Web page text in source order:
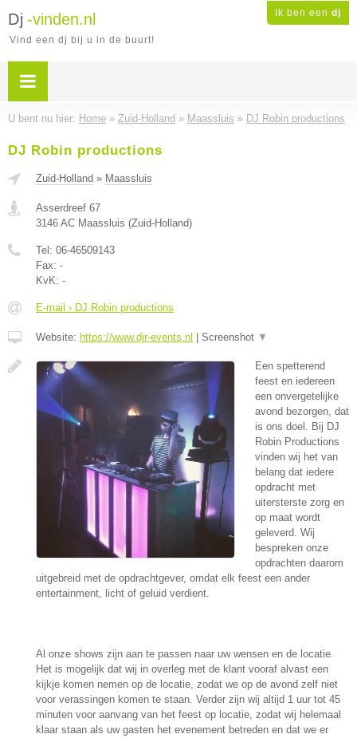
Ik ben een dj
Dj -vinden.nl
Vind een dj bij u in de buurt!
U bent nu hier: Home » Zuid-Holland » Maassluis » DJ Robin productions
DJ Robin productions
Zuid-Holland » Maassluis
Asserdreef 67
3146 AC Maassluis (Zuid-Holland)
Tel: 06-46509143
Fax: -
KvK: -
E-mail › DJ Robin productions
Website: https://www.djr-events.nl Screenshot ▼
Een spetterend
feest en iedereen
een onvergetelijke
avond bezorgen, dat
is ons doel. Bij DJ
Robin Productions
vinden wij het van
belang dat iedere
opdracht met
uitersterste zorg en
op maat wordt
geleverd. Wij
bespreken onze
opdrachten daarom
uitgebreid met de opdrachtgever, omdat elk feest een ander
entertainment, licht of geluid verdient.
Al onze shows zijn aan te passen naar uw wensen en de locatie.
Het is mogelijk dat wij in overleg met de klant vooraf alvast een
kijkje komen nemen op de locatie, zodat we op de avond zelf niet
voor verassingen komen te staan. Verder zijn wij altijd 1 uur tot 45
minuten voor aanvang van het feest op locatie, zodat wij helemaal
klaar staan als uw gasten het evenement betreden en dat we er